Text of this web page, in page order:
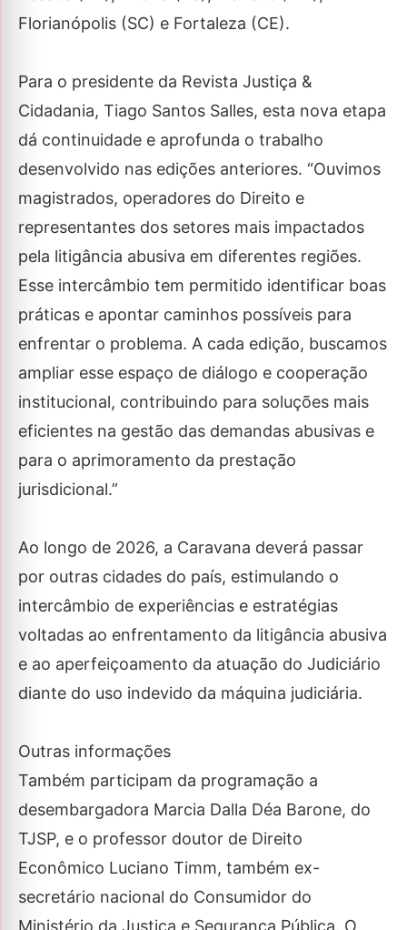
Florianópolis (SC) e Fortaleza (CE).
Para o presidente da Revista Justiça &
Cidadania, Tiago Santos Salles, esta nova etapa
dá continuidade e aprofunda o trabalho
desenvolvido nas edições anteriores. “Ouvimos
magistrados, operadores do Direito e
representantes dos setores mais impactados
pela litigância abusiva em diferentes regiões.
Esse intercâmbio tem permitido identificar boas
práticas e apontar caminhos possíveis para
enfrentar o problema. A cada edição, buscamos
ampliar esse espaço de diálogo e cooperação
institucional, contribuindo para soluções mais
eficientes na gestão das demandas abusivas e
para o aprimoramento da prestação
jurisdicional.”
Ao longo de 2026, a Caravana deverá passar
por outras cidades do país, estimulando o
intercâmbio de experiências e estratégias
voltadas ao enfrentamento da litigância abusiva
e ao aperfeiçoamento da atuação do Judiciário
diante do uso indevido da máquina judiciária.
Outras informações
Também participam da programação a
desembargadora Marcia Dalla Déa Barone, do
TJSP, e o professor doutor de Direito
Econômico Luciano Timm, também ex-
secretário nacional do Consumidor do
Ministério da Justiça e Segurança Pública. O